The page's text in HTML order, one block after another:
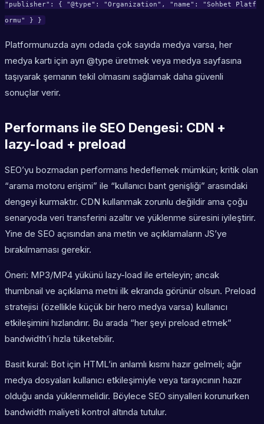
"publisher": { "@type": "Organization", "name": "Sohbet Platf
ormu" } }
Platformunuzda aynı odada çok sayıda medya varsa, her
medya kartı için ayrı @type üretmek veya medya sayfasına
taşıyarak şemanın tekil olmasını sağlamak daha güvenli
sonuçlar verir.
Performans ile SEO Dengesi: CDN +
lazy-load + preload
SEO’yu bozmadan performans hedeflemek mümkün; kritik olan
“arama motoru erişimi” ile “kullanıcı bant genişliği” arasındaki
dengeyi kurmaktır. CDN kullanmak zorunlu değildir ama çoğu
senaryoda veri transferini azaltır ve yüklenme süresini iyileştirir.
Yine de SEO açısından ana metin ve açıklamaların JS’ye
bırakılmaması gerekir.
Öneri: MP3/MP4 yükünü lazy-load ile erteleyin; ancak
thumbnail ve açıklama metni ilk ekranda görünür olsun. Preload
stratejisi (özellikle küçük bir hero medya varsa) kullanıcı
etkileşimini hızlandırır. Bu arada “her şeyi preload etmek”
bandwidth’i hızla tüketebilir.
Basit kural: Bot için HTML’in anlamlı kısmı hazır gelmeli; ağır
medya dosyaları kullanıcı etkileşimiyle veya tarayıcının hazır
olduğu anda yüklenmelidir. Böylece SEO sinyalleri korunurken
bandwidth maliyeti kontrol altında tutulur.